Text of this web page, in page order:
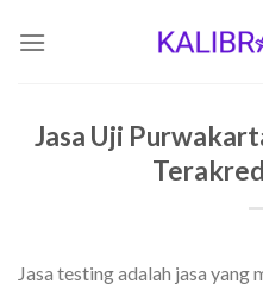
Jasa Uji
Jasa testing adalah jasa yang